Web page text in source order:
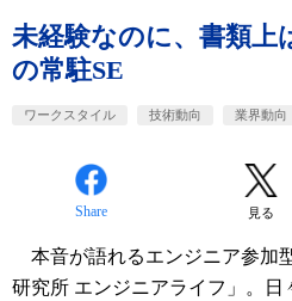
未経験なのに、書類上
の常駐SE
ワークスタイル 技術動向 業界動向
Share 見る
本音が語れるエンジニア参加
研究所 エンジニアライフ」。